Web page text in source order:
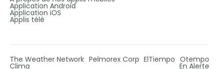
Application Android
Application iOS
Applis télé
The Weather Network Pelmorex Corp ElTiempo Otempo
Clima En Alerte